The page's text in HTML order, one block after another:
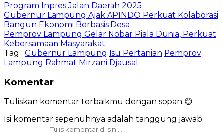
Program Inpres Jalan Daerah 2025
Gubernur Lampung Ajak APINDO Perkuat Kolaborasi
Bangun Ekonomi Berbasis Desa
Pemprov Lampung Gelar Nobar Piala Dunia, Perkuat
Kebersamaan Masyarakat
Tag : Gubernur Lampung Isu Pertanian Pemprov
Lampung Rahmat Mirzani Djausal
Komentar
Tuliskan komentar terbaikmu dengan sopan 😊
Isi komentar sepenuhnya adalah tanggung jawab